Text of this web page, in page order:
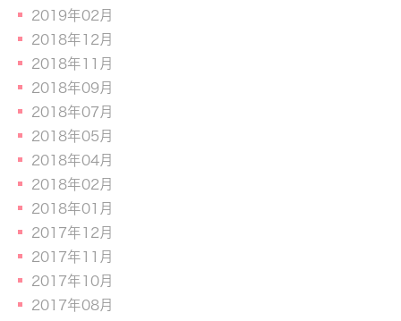
2019年02月
2018年12月
2018年11月
2018年09月
2018年07月
2018年05月
2018年04月
2018年02月
2018年01月
2017年12月
2017年11月
2017年10月
2017年08月